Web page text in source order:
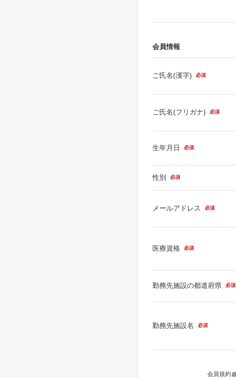
会員情報
ご氏名(漢字) 必須
ご氏名(フリガナ) 必須
生年月日 必須
性別 必須
メールアドレス 必須
医療資格 必須
勤務先施設の都道府県 必須
勤務先施設名 必須
会員規約